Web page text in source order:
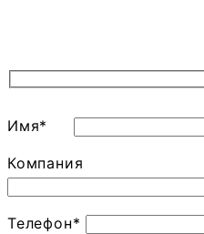
Имя*
Компания
Телефон*